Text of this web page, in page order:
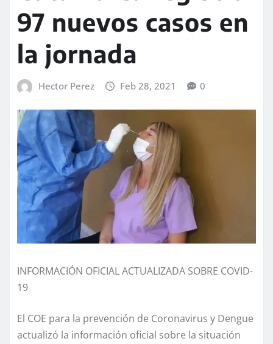
97 nuevos casos en
la jornada
Hector Perez Feb 28, 2021 0
INFORMACIÓN OFICIAL ACTUALIZADA SOBRE COVID-
19
El COE para la prevención de Coronavirus y Dengue
actualizó la información oficial sobre la situación